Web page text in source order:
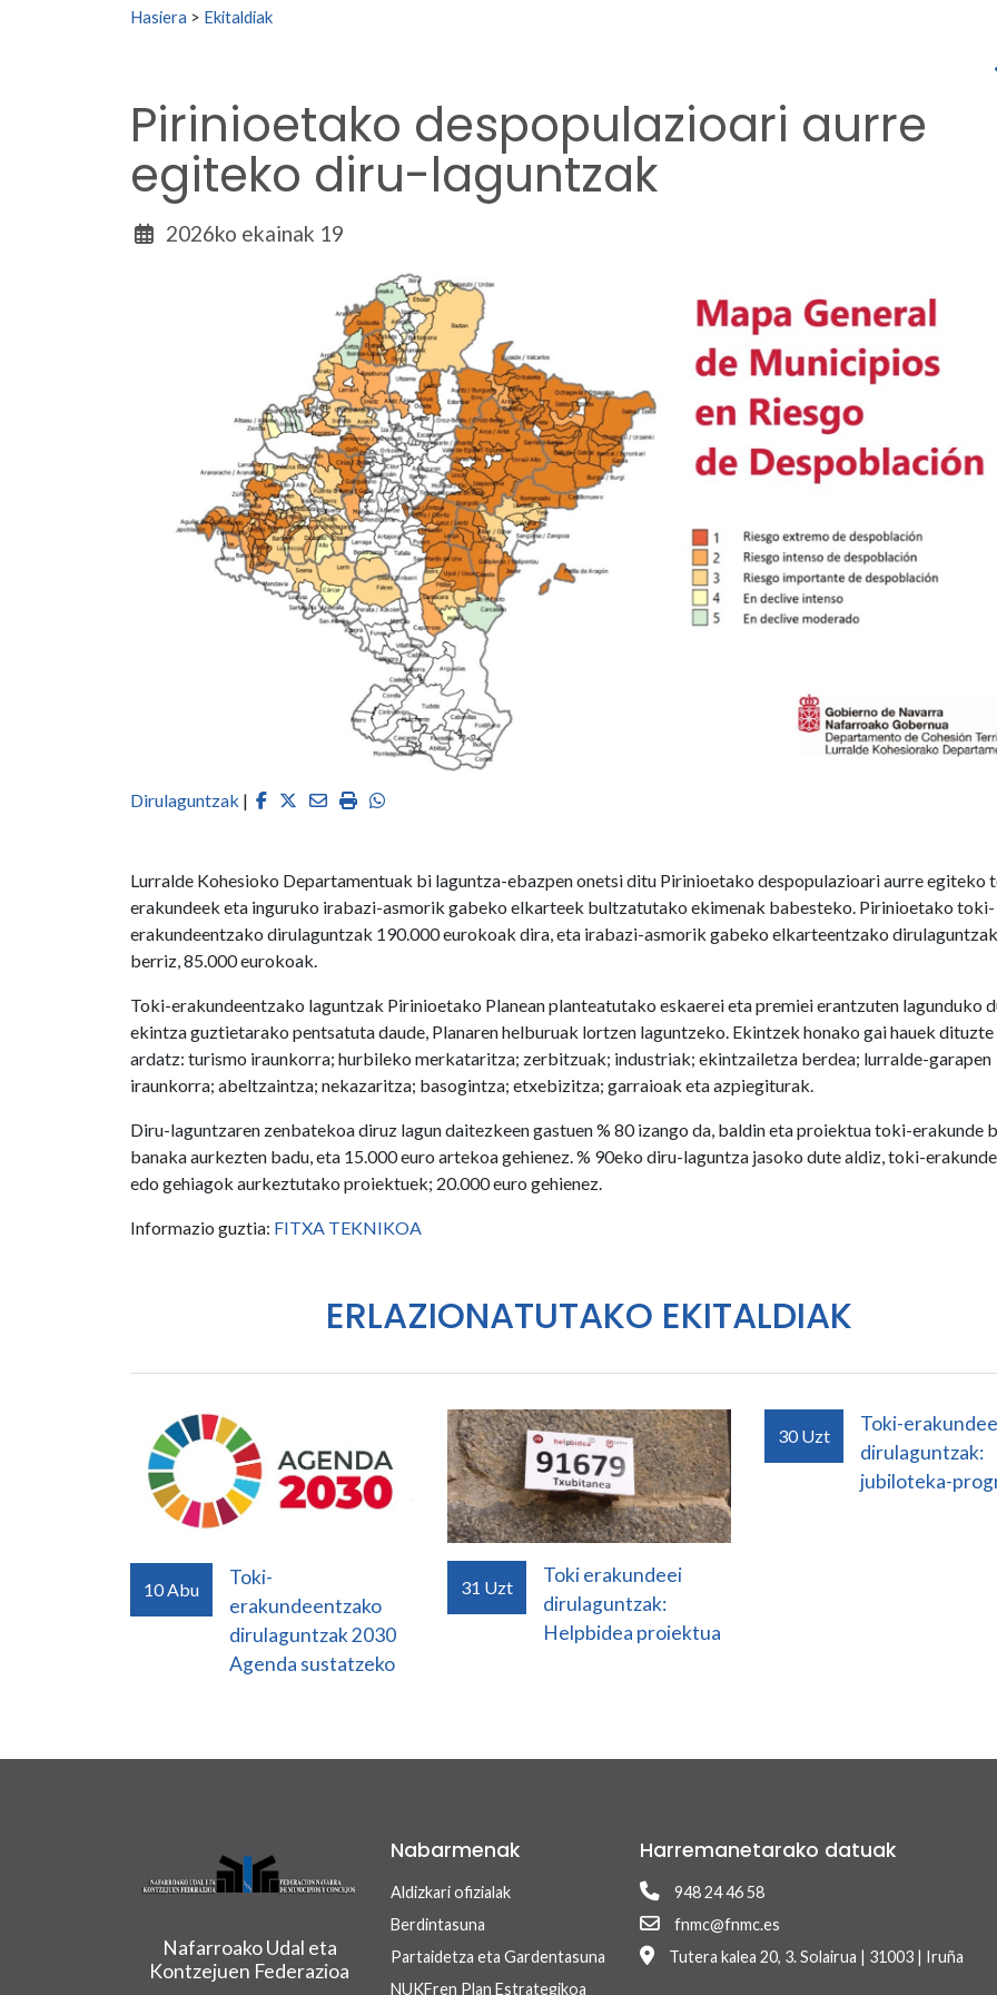
Search for:
Hasiera > Ekitaldiak
Pirinioetako despopulazioari aurre
egiteko diru-laguntzak
2026ko ekainak 19
Dirulaguntzak | Facebook
Twitter
EmailImprimirWhatsapp
Lurralde Kohesioko Departamentuak bi laguntza-ebazpen onetsi ditu Pirinioetako despopulazioari aurre egiteko
erakundeek eta inguruko irabazi-asmorik gabeko elkarteek bultzatutako ekimenak babesteko. Pirinioetako toki-
erakundeentzako dirulaguntzak 190.000 eurokoak dira, eta irabazi-asmorik gabeko elkarteentzako
berriz, 85.000 eurokoak.
Toki-erakundeentzako laguntzak Pirinioetako Planean planteatutako eskaerei eta premiei erantzuten lagunduko
ekintza guztietarako pentsatuta daude, Planaren helburuak lortzen laguntzeko. Ekintzek honako gai hauek dituzte
ardatz: turismo iraunkorra; hurbileko merkataritza; zerbitzuak; industriak; ekintzailetza berdea; lurralde-garapen
iraunkorra; abeltzaintza; nekazaritza; basogintza; etxebizitza; garraioak eta azpiegiturak.
Diru-laguntzaren zenbatekoa diruz lagun daitezkeen gastuen % 80 izango da, baldin eta proiektua toki-erakunde
banaka aurkezten badu, eta 15.000 euro artekoa gehienez. % 90eko diru-laguntza jasoko dute aldiz, toki-
edo gehiagok aurkeztutako proiektuek; 20.000 euro gehienez.
Informazio guztia: FITXA TEKNIKOA
ERLAZIONATUTAKO EKITALDIAK
10Abu
Toki-
erakundeentzako
dirulaguntzak 2030
Agenda sustatzeko
31 Uzt
Toki erakundeei
dirulaguntzak:
Helpbidea proiektua
30 Uzt
Toki-
dirulaguntzak:
jubiloteka-
Nafarroako Udal eta
Kontzejuen Federazioa
Nabarmenak
Aldizkari ofizialak
Berdintasuna
Partaidetza eta Gardentasuna
NUKFren Plan Estrategikoa
Harremanetarako datuak
948 24 46 58
fnmc@fnmc.es
Tutera kalea 20, 3. Solairua | 31003 | Iruña